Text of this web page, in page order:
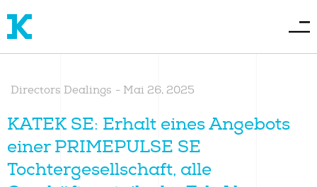
Directors Dealings - Mai 26, 2025
KATEK SE: Erhalt eines Angebots
einer PRIMEPULSE SE
Tochtergesellschaft, alle